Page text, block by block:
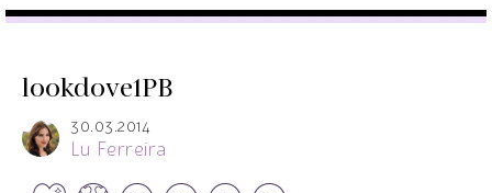
lookdove1PB
30.03.2014
Lu Ferreira